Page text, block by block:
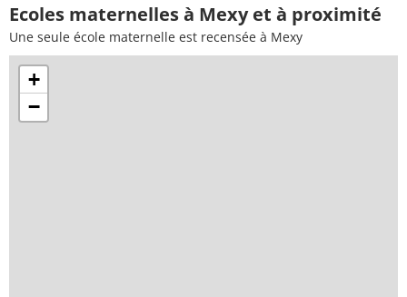
Ecoles maternelles à Mexy et à proximité
Une seule école maternelle est recensée à Mexy
+
−